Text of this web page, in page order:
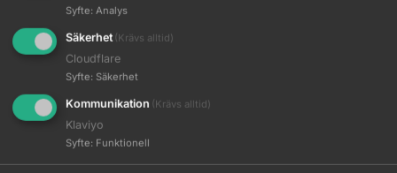
Igora Color 10 6-0 60 ml
Logga in
Igora Color 10 6-00 60 ml
Igora Color 10 7-0 60 ml
Logga in
Syfte: Analys
Säkerhet (Krävs alltid)
Cloudflare
Syfte: Säkerhet
Kommunikation (Krävs alltid)
Klaviyo
Syfte: Funktionell